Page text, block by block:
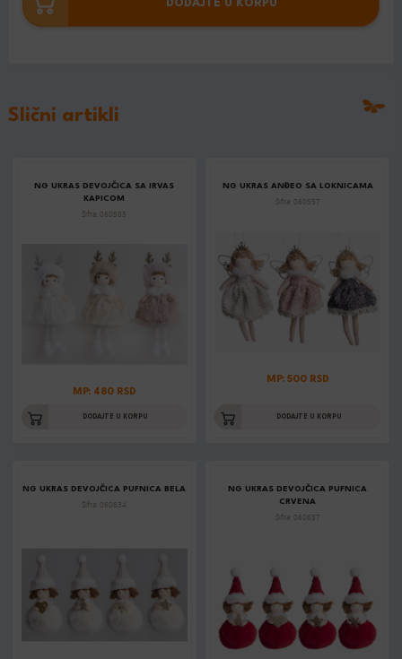
DODAJTE U KORPU
Slični artikli
NG UKRAS DEVOJČICA SA IRVAS
KAPICOM
Šifra: 060585
MP: 480 RSD
DODAJTE U KORPU
NG UKRAS ANĐEO SA LOKNICAMA
Šifra: 060557
MP: 500 RSD
DODAJTE U KORPU
NG UKRAS DEVOJČICA PUFNICA BELA
Šifra: 060634
NG UKRAS DEVOJČICA PUFNICA
CRVENA
Šifra: 060637